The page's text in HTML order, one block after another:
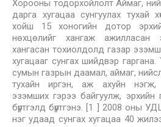
Хорооны тодорхойлолт Аймаг,
дарга хугацаа сунгуулах тухай
хойш 15 хоногийн дотор
нөхцөлийг хангаж ажилласан
хангасан тохиолдолд газар
хугацааг сунгах шийдвэр гаргана.
сумын газрын даамал, аймаг,
тухайн иргэн, аж ахуйн нэгж,
эзэмших гэрээ байгуулж, эрхийн
бүртгэлд бүртгэнэ. [1 ] 2008 оны
нэг удаад сунгах хугацаа 40